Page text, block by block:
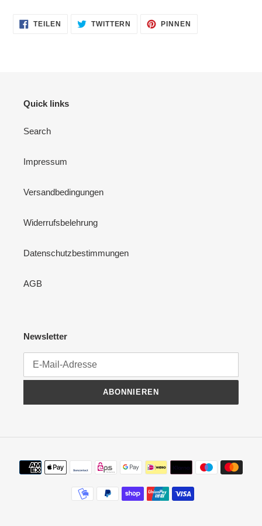
TEILEN
FACEBOOK
TWITTERN AUF
TWITTER
PINNEN
Quick links
Search
Impressum
Versandbedingungen
Widerrufsbelehrung
Datenschutzbestimmungen
AGB
Newsletter
ABONNIEREN
Zahlungsmethoden